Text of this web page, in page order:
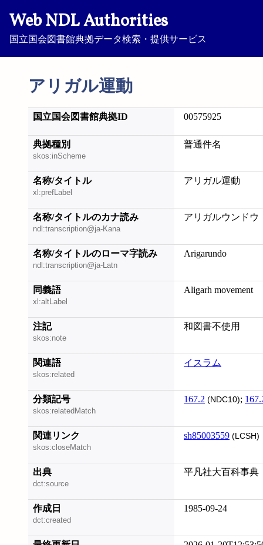
Web NDL Authorities
国立国会図書館典拠データ検索・提供サービス
アリガル運動
国立国会図書館典拠ID 00575925
典拠種別
skos:inScheme
普通件名
名称/タイトル
xl:prefLabel
アリガル運動
名称/タイトルのカナ読み
ndl:transcription@ja-Kana
アリガルウンドウ
名称/タイトルのローマ字読み
ndl:transcription@ja-Latn
Arigarundo
同義語
xl:altLabel
Aligarh movement
注記
skos:note
和図書不使用
関連語
skos:related
イスラム
分類記号
skos:relatedMatch
167.2 (NDC10);
関連リンク
skos:closeMatch
sh85003559 (LCSH)
出典
dct:source
平凡社大百科事典
作成日
dct:created
1985-09-24